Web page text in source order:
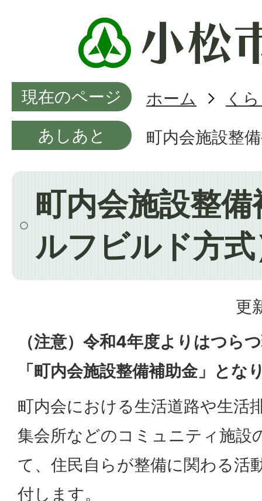
現在のページ ホーム
く
あしあと
町内会施設整
町内会施設整
ルフビルド方
更
（注意）令和4年度よりはつら
「町内会施設整備補助金」とな
町内会における生活道路や生活
集会所などのコミュニティ施設
て、住民自らが整備に関わる活
付します。